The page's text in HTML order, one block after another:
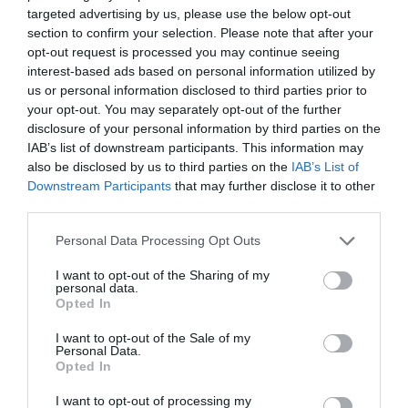
targeted advertising by us, please use the below opt-out
section to confirm your selection. Please note that after your
opt-out request is processed you may continue seeing
interest-based ads based on personal information utilized by
us or personal information disclosed to third parties prior to
your opt-out. You may separately opt-out of the further
disclosure of your personal information by third parties on the
IAB’s list of downstream participants. This information may
also be disclosed by us to third parties on the IAB’s List of
Downstream Participants that may further disclose it to other
Personal Data Processing Opt Outs
I want to opt-out of the Sharing of my
personal data.
Opted In
I want to opt-out of the Sale of my
Personal Data.
Opted In
I want to opt-out of processing my
Cele trei persoane implicate în incident au fost
transportate la Spitalul Giovanni Paolo II din Olbia
pentru a primi îngrijiri medicale. Unul dintre răniți a
suferit arsuri la nivelul feței, al doilea a prezentat un
traumatism cranian non-comotiv, iar a treia persoană
a suferit arsuri ușoare.
Reacția autorităților și prognoza pentru
victime
Autoritățile continuă ancheta pentru a stabili cu
exactitate circumstanțele exploziei și pentru a
evalua eventualele neglijențe sau defecțiuni. În ciuda
naturii violente a incidentului, se estimează că